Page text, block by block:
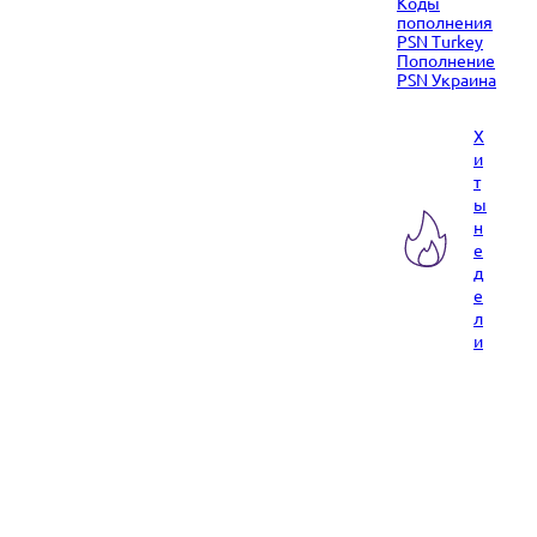
пополнения
PSN Turkey
Пополнение
PSN Украина
Х
и
т
ы
н
е
д
е
л
и